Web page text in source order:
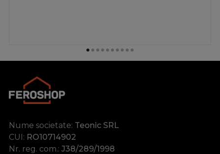
Nume societate: Teonic SRL
CUI: RO10714902
Nr. reg. com.: J38/289/1998